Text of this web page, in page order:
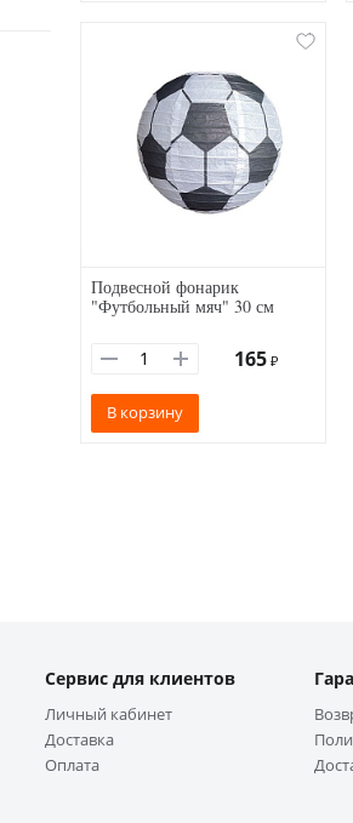
Подвесной фонарик
"Футбольный мяч" 30 см
165 ₽
В корзину
Сервис для клиентов
Личный кабинет
Доставка
Оплата